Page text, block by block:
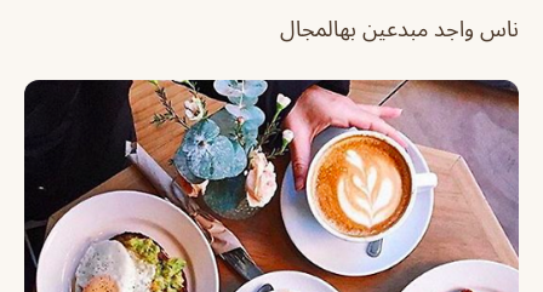
ناس واجد مبدعين بهالمجال